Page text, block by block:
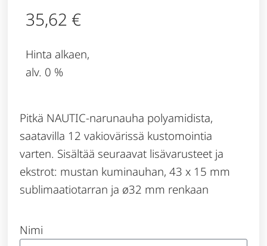
35,62 €
Hinta alkaen,
alv. 0 %
Pitkä NAUTIC-narunauha polyamidista,
saatavilla 12 vakiovärissä kustomointia
varten. Sisältää seuraavat lisävarusteet ja
ekstrot: mustan kuminauhan, 43 x 15 mm
sublimaatiotarran ja ø32 mm renkaan
Nimi